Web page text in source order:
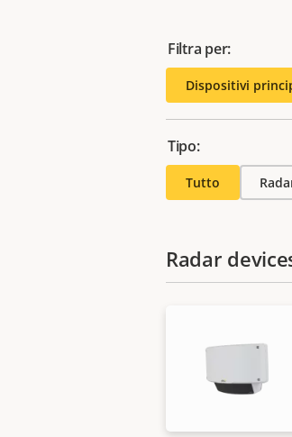
Filtra per:
Dispositivi
Tipo:
Tutto
Radar